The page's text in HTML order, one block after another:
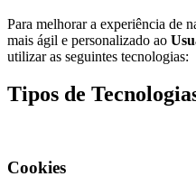
Para melhorar a experiência de
mais ágil e personalizado ao
utilizar as seguintes tecnologias:
Tipos de
Cookies